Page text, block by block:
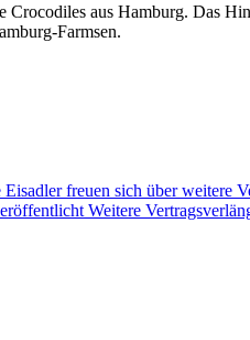
aus Hamburg. Das
Farmsen.
Eisadler freuen sich über weitere
Weitere